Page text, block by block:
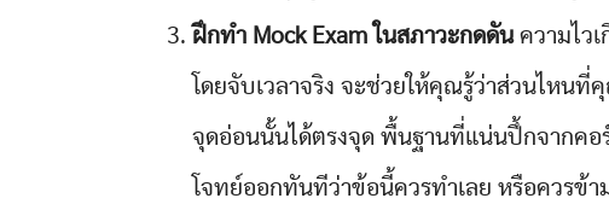
ฝึกทำ Mock Exam ในสภาวะกดดันความไวเ
โดยจับเวลาจริง จะช่วยให้คุณรู้ว่าส่วนไหนที่
จุดอ่อนนั้นได้ตรงจุด พื้นฐานที่แน่นปึ้กจากคอ
โจทย์ออกทันทีว่าข้อนี้ควรทำเลย หรือควรข้